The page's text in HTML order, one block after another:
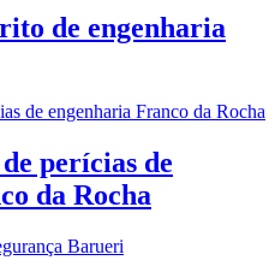
de engenharia
perícias de
da Rocha